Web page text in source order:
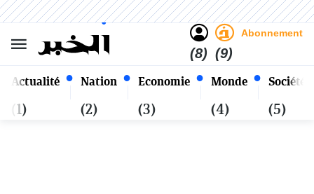
Actualité
(1)
Nation
(2)
Economie
(3)
Monde
(4)
Société
(5)
(8)
Abonnement
(9)
Jeudi 22 Safar 1448 - 06
Août 2026
Alger